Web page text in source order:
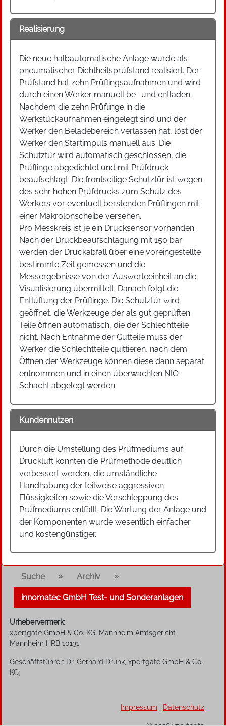
Realisierung
Die neue halbautomatische Anlage wurde als
pneumatischer Dichtheitsprüfstand realisiert. Der
Prüfstand hat zehn Prüflingsaufnahmen und wird
durch einen Werker manuell be- und entladen.
Nachdem die zehn Prüflinge in die
Werkstückaufnahmen eingelegt sind und der
Werker den Beladebereich verlassen hat, löst der
Werker den Startimpuls manuell aus. Die
Schutztür wird automatisch geschlossen, die
Prüflinge abgedichtet und mit Prüfdruck
beaufschlagt. Die frontseitige Schutztür ist wegen
des sehr hohen Prüfdrucks zum Schutz des
Werkers vor eventuell berstenden Prüflingen mit
einer Makrolonscheibe versehen.
Pro Messkreis ist je ein Drucksensor vorhanden.
Nach der Druckbeaufschlagung mit 150 bar
werden der Druckabfall über eine voreingestellte
bestimmte Zeit gemessen und die
Messergebnisse von der Auswerteeinheit an die
Visualisierung übermittelt. Danach folgt die
Entlüftung der Prüflinge. Die Schutztür wird
geöffnet, die Werkzeuge der als gut geprüften
Teile öffnen automatisch, die der Schlechtteile
nicht. Nach Entnahme der Gutteile muss der
Werker die Schlechtteile quittieren, nach dem
Öffnen der Werkzeuge können diese dann separat
entnommen und in einen überwachten NIO-
Schacht abgelegt werden.
Kundennutzen
Durch die Umstellung des Prüfmediums auf
Druckluft konnten die Prüfmethode deutlich
verbessert werden, die umständliche
Handhabung der teilweise aggressiven
Flüssigkeiten sowie die Verschleppung des
Prüfmediums entfällt. Die Wartung der Anlage und
der Komponenten wurde wesentlich einfacher
und kostengünstiger.
Suche » Archiv »
innomatec GmbH Test- und Sonderanlagen
Urhebervermerk:
xpertgate GmbH & Co. KG, Mannheim Amtsgericht
Mannheim HRB 10131
Geschäftsführer: Dr. Gerhard Drunk, xpertgate GmbH & Co.
KG;
Impressum | Datenschutz